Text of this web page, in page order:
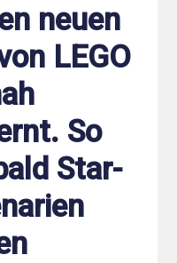
neuen
LEGO
So
Star-